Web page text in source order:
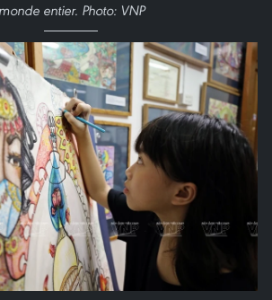
monde entier. Photo: VNP